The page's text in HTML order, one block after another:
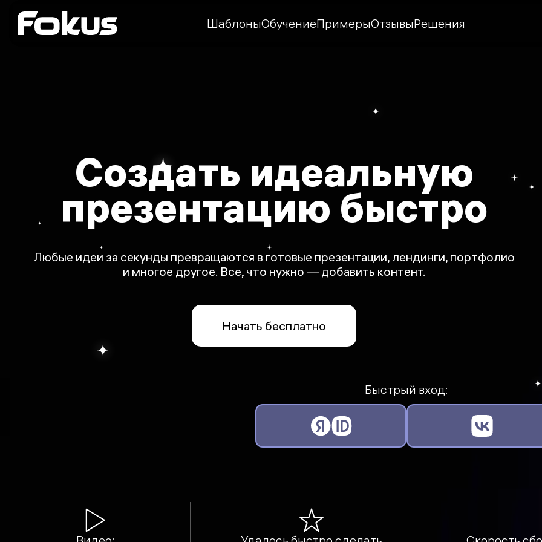
ШаблоныОбучениеПримерыОтзывыРешения
Создать идеальную
презентацию быстро
Любые идеи за секунды превращаются в готовые презентации, лендинги, портфолио
и многое другое. Все, что нужно — добавить контент.
Начать бесплатно
Быстрый вход: